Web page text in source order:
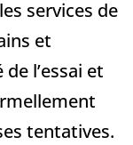
services de
et
l’essai et
tentatives.